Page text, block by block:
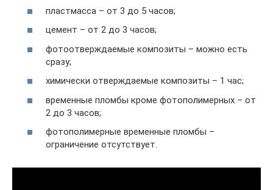
пластмасса – от 3 до 5 часов;
цемент – от 2 до 3 часов;
фотоотверждаемые композиты – можно есть
сразу;
химически отверждаемые композиты – 1 час;
временные пломбы кроме фотополимерных – от
2 до 3 часов;
фотополимерные временные пломбы –
ограничение отсутствует.